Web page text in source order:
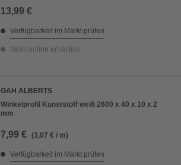
13,99 €
Verfügbarkeit im Markt prüfen
Nicht online erhältlich
GAH ALBERTS
Winkelprofil Kunststoff weiß 2600 x 40 x 10 x 2
mm
7,99 € (3,07 € / m)
Verfügbarkeit im Markt prüfen